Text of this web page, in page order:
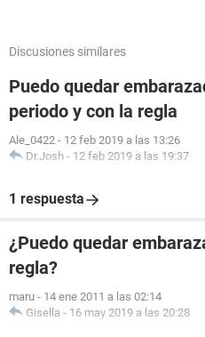
Discusiones similares
Puedo quedar
periodo y con la regla
Ale_0422 - 12 feb 2019 a las 13:26
Dr.Josh - 12 feb 2019 a las 19:37
1 respuesta
¿Puedo quedar
regla?
maru - 14 ene 2011 a las 02:14
Gisella - 16 may 2019 a las 20:28